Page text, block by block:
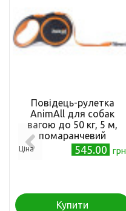
Повідець-рулетка
AnimAll для собак
вагою до 50 кг, 5 м,
помаранчевий
Ціна 545.00 грн
Купити